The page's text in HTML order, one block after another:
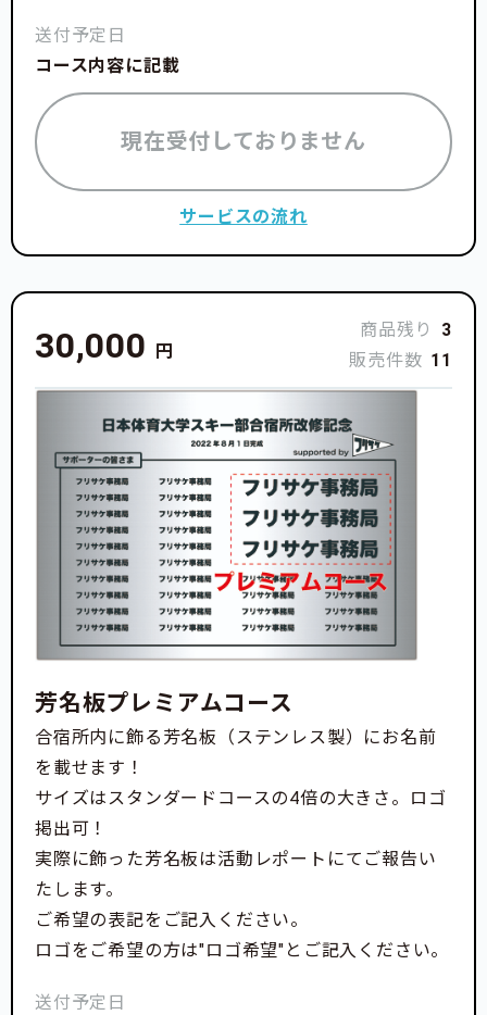
送付予定日
コース内容に記載
現在受付しておりません
サービスの流れ
30,000 円
商品残り
3
販売件数 11
芳名板プレミアムコース
合宿所内に飾る芳名板（ステンレス製）にお名前
を載せます！
サイズはスタンダードコースの4倍の大きさ。ロゴ
掲出可！
実際に飾った芳名板は活動レポートにてご報告い
たします。
ご希望の表記をご記入ください。
ロゴをご希望の方は"ロゴ希望"とご記入ください。
送付予定日